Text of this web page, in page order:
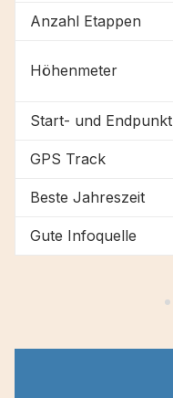
Anzahl Etappen
Höhenmeter
Start- und Endpunkt
GPS Track
Beste Jahreszeit
Gute Infoquelle